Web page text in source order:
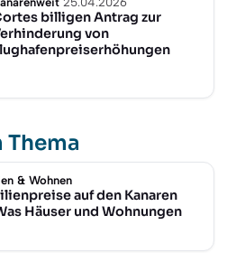
billigen Antrag zur
von
Thema
& Wohnen
auf den Kanaren
Häuser und Wohnungen